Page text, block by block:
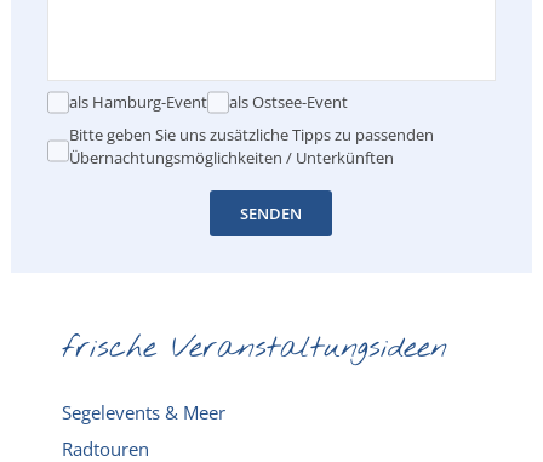
als Hamburg-Event
als Ostsee-Event
Bitte geben Sie uns zusätzliche Tipps zu passenden
Übernachtungsmöglichkeiten / Unterkünften
SENDEN
frische Veranstaltungsideen
Segelevents & Meer
Radtouren